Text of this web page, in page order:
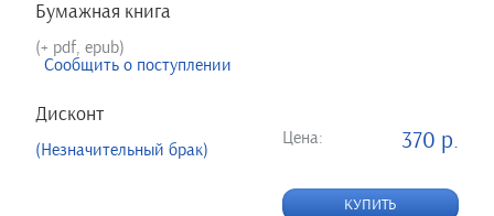
Бумажная книга
(+ pdf, epub)
Сообщить о поступлении
Дисконт
(Незначительный брак)
Цена: 370 р.
КУПИТЬ